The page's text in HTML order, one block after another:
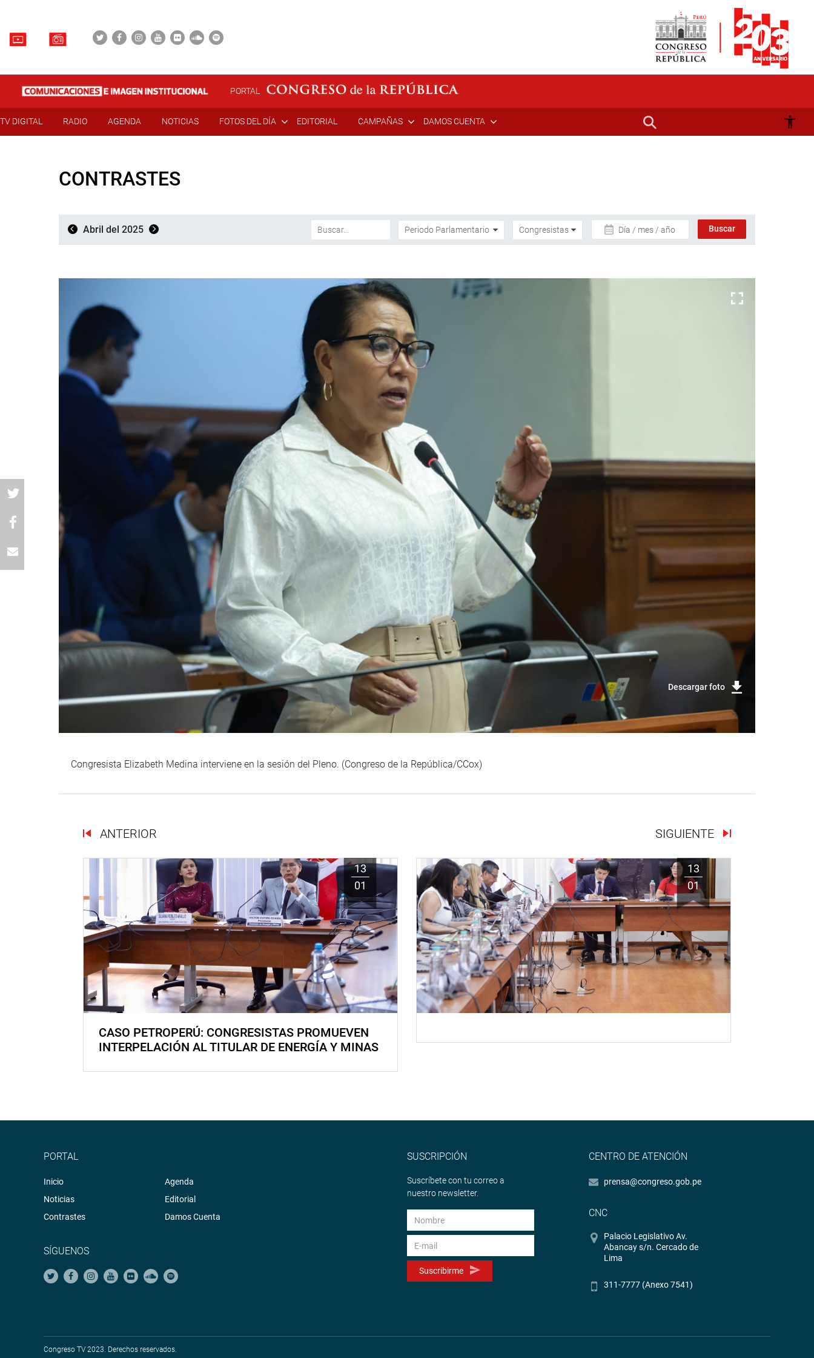
PORTAL
TV DIGITAL RADIO AGENDA NOTICIAS FOTOS DEL DÍA EDITORIAL CAMPAÑAS DAMOS CUENTA
CONTRASTES
Abril del 2025 Día / mes / año
Descargar foto
Congresista Elizabeth Medina interviene en la sesión del Pleno. (Congreso de la República/CCox)
ANTERIOR SIGUIENTE
13
01
CASO PETROPERÚ: CONGRESISTAS PROMUEVEN
INTERPELACIÓN AL TITULAR DE ENERGÍA Y MINAS
13
01
PORTAL
Inicio
Noticias
Contrastes
Agenda
Editorial
Damos Cuenta
SÍGUENOS
SUSCRIPCIÓN
Suscríbete con tu correo a
nuestro newsletter.
Suscribirme
CENTRO DE ATENCIÓN
prensa@congreso.gob.pe
CNC
Palacio Legislativo Av.
Abancay s/n. Cercado de
Lima
311-7777 (Anexo 7541)
Congreso TV 2023. Derechos reservados.